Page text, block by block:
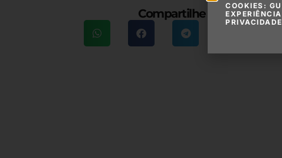
Compartilhe essa matéria
COOKIES:
PRIVACIDADE